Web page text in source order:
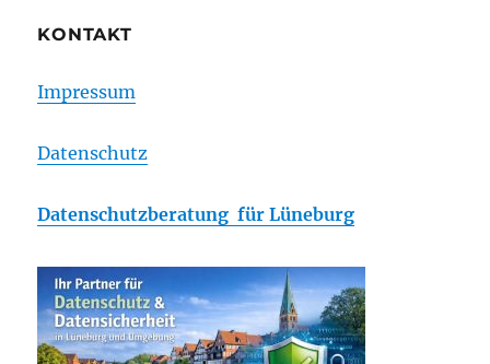
KONTAKT
Impressum
Datenschutz
Datenschutzberatung für Lüneburg